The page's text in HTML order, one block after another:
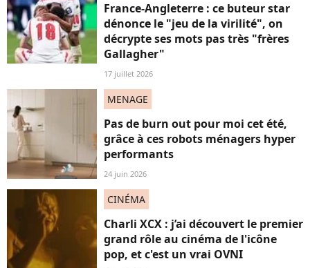
France-Angleterre : ce buteur star
dénonce le "jeu de la virilité", on
décrypte ses mots pas très "frères
Gallagher"
17 juillet 2026
MENAGE
Pas de burn out pour moi cet été,
grâce à ces robots ménagers hyper
performants
24 juin 2026
CINÉMA
Charli XCX : j’ai découvert le premier
grand rôle au cinéma de l'icône
pop, et c'est un vrai OVNI